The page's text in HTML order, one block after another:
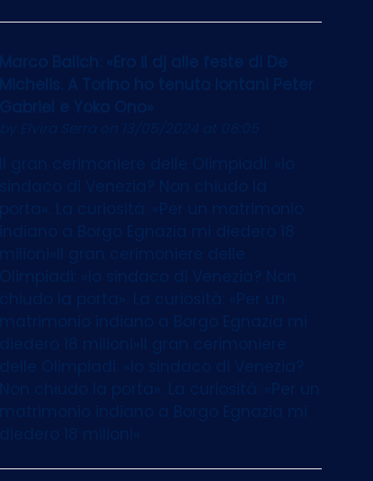
Marco Balich: «Ero il dj alle feste di De
Michelis. A Torino ho tenuto lontani Peter
Gabriel e Yoko Ono»
by Elvira Serra on 13/05/2024 at 06:05
Il gran cerimoniere delle Olimpiadi: «Io
sindaco di Venezia? Non chiudo la
porta». La curiosità: «Per un matrimonio
indiano a Borgo Egnazia mi diedero 18
milioni»Il gran cerimoniere delle
Olimpiadi: «Io sindaco di Venezia? Non
chiudo la porta». La curiosità: «Per un
matrimonio indiano a Borgo Egnazia mi
diedero 18 milioni»Il gran cerimoniere
delle Olimpiadi: «Io sindaco di Venezia?
Non chiudo la porta». La curiosità: «Per un
matrimonio indiano a Borgo Egnazia mi
diedero 18 milioni»